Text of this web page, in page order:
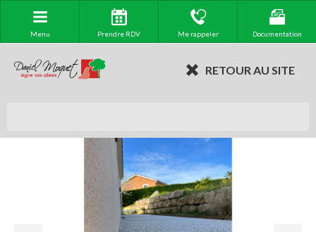
Menu Prendre RDV Me rappeler Documentation
RETOUR AU SITE